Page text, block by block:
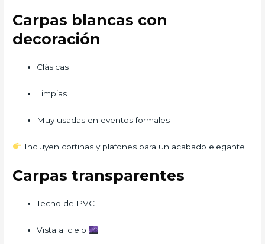
Carpas blancas con
decoración
Clásicas
Limpias
Muy usadas en eventos formales
Incluyen cortinas y plafones para un acabado elegante
Carpas transparentes
Techo de PVC
Vista al cielo